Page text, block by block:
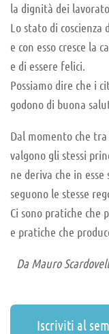
la dignità dei
Lo stato di coscienza
e con esso cresce la
e di essere felici.
Possiamo dire che i
godono di buona
Dal momento che
valgono gli stessi
ne deriva che in
seguono le stesse
Ci sono pratiche che
e pratiche che
Da Mauro
Iscriviti al